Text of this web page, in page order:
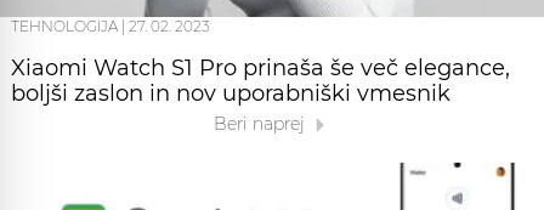
TEHNOLOGIJA 27. 02. 2023
Xiaomi Watch S1 Pro prinaša še več elegance,
boljši zaslon in nov uporabniški vmesnik
Beri naprej